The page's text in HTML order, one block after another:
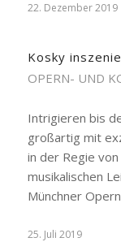
22. Dezember 2019
Kosky
OPERN- UND
Intrigieren bis
großartig mit
in der Regie
musikalischen
Münchner
25. Juli 2019